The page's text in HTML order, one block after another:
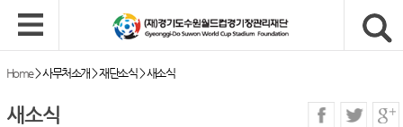
Home>사무처소개 >재단소식>새소식
새소식